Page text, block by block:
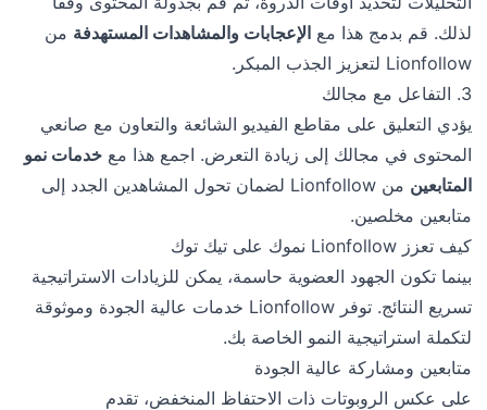
لذلك. قم بدمج هذا معالإعجابات والمشاهدات المستهدفة من
Lionfollow لتعزيز الجذب المبكر.
3. التفاعل مع مجالك
يؤدي التعليق على مقاطع الفيديو الشائعة والتعاون مع صانعي
المحتوى في مجالك إلى زيادة التعرض. اجمع هذا معخدمات نمو
المتابعين
من Lionfollow لضمان تحول المشاهدين الجدد إلى
متابعين مخلصين.
كيف تعزز Lionfollow نموك على تيك توك
بينما تكون الجهود العضوية حاسمة، يمكن للزيادات الاستراتيجية
تسريع النتائج. توفر Lionfollow خدمات عالية الجودة وموثوقة
لتكملة استراتيجية النمو الخاصة بك.
متابعين ومشاركة عالية الجودة
على عكس الروبوتات ذات الاحتفاظ المنخفض، تقدم